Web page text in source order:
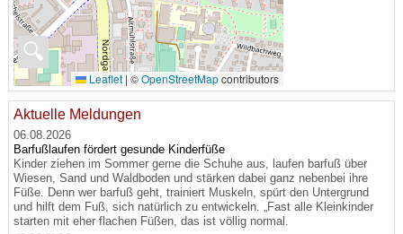
🔍
Leaflet | ©OpenStreetMapcontributors
Aktuelle Meldungen
06.08.2026
Barfußlaufen fördert gesunde Kinderfüße
Kinder ziehen im Sommer gerne die Schuhe aus, laufen barfuß über
Wiesen, Sand und Waldboden und stärken dabei ganz nebenbei ihre
Füße. Denn wer barfuß geht, trainiert Muskeln, spürt den Untergrund
und hilft dem Fuß, sich natürlich zu entwickeln. „Fast alle Kleinkinder
starten mit eher flachen Füßen, das ist völlig normal.